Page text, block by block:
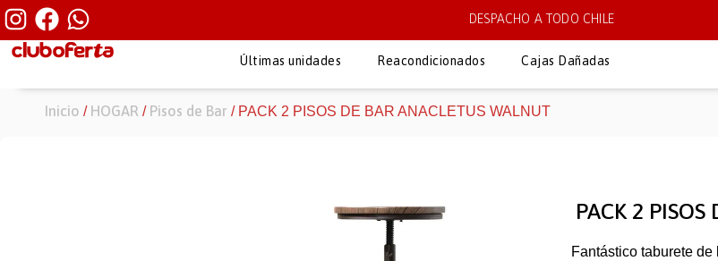
DESPACHO A TODO CHILE
Últimas unidades Reacondicionados Cajas Dañadas
Inicio / HOGAR / Pisos de Bar / PACK 2 PISOS DE BAR ANACLETUS WALNUT
PACK 2
Fantástico taburete